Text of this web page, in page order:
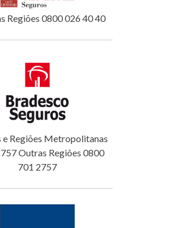
Regiões 0800 026 40 40
e Regiões Metropolitanas
Outras Regiões 0800
701 2757